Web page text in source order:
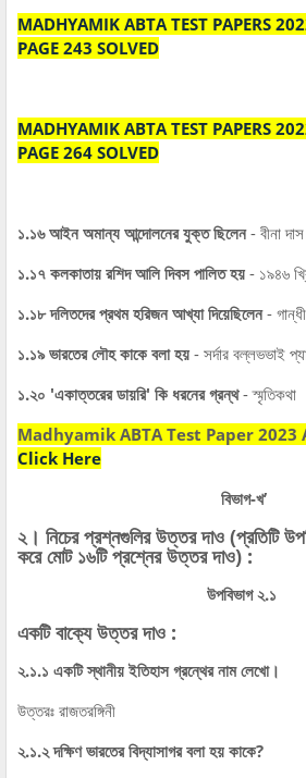
MADHYAMIK ABTA TEST PAPERS
PAGE 243 SOLVED
MADHYAMIK ABTA TEST PAPERS
PAGE 264 SOLVED
১.১৬ আইন অমান্য আন্দোলনের যুক্ত ছিলেন- বীনা দাস
১.১৭ কলকাতায় রশিদ আলি দিবস পালিত হয় - ১৯৪৬
১.১৮ দলিতদের প্রথম হরিজন আখ্যা দিয়েছিলেন-
১.১৯ ভারতের লৌহ কাকে বলা হয় - সর্দার বল্লভভাই
১.২০ 'একাত্তরের ডায়রি' কি ধরনের গ্রন্থ- স্মৃতিকথা
Madhyamik ABTA Test Paper 2023
Click Here
বিভাগ-খ’
২। নিচের প্রশ্নগুলির উত্তর দাও (প্রতিটি
করে মোট ১৬টি প্রশ্নের উত্তর দাও) :
উপবিভাগ ২.১
একটি বাক্যে উত্তর দাও :
২.১.১ একটি স্থানীয় ইতিহাস গ্রন্থের নাম লেখো।
উত্তরঃ রাজতরঙ্গিনী
২.১.২ দক্ষিণ ভারতের বিদ্যাসাগর বলা হয় কাকে?